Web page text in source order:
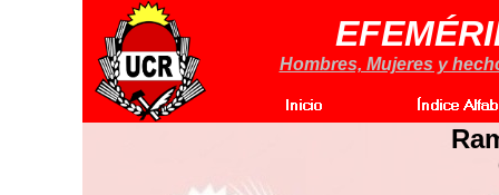
Hombres, Mujeres y